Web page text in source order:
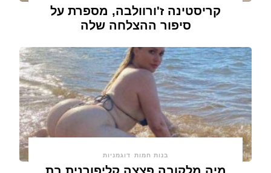
קריסטינה ז'ורוולבה, מספרת על
סיפור ההצלחה שלה
בנות חמות דוגמניות